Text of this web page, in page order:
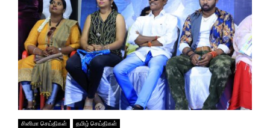
சினிமா செய்திகள் தமிழ் செய்திகள்